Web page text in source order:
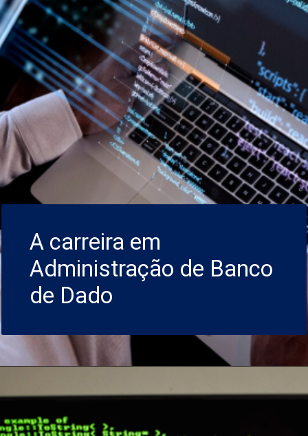
A carreira em
Administração de Banco
de Dado